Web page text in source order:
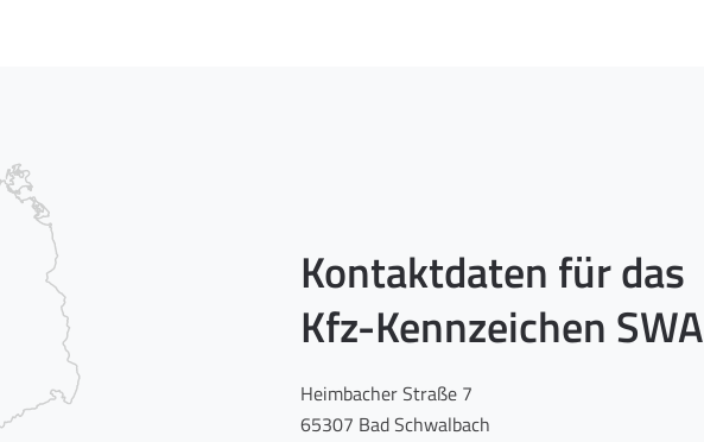
Kontaktdaten für das
Kfz-Kennzeichen SWA
Heimbacher Straße 7
65307 Bad Schwalbach